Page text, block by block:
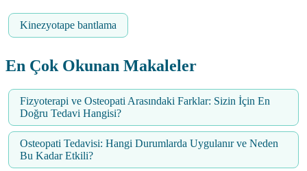
Kinezyotape bantlama
En Çok Okunan Makaleler
Fizyoterapi ve Osteopati Arasındaki Farklar: Sizin İçin En
Doğru Tedavi Hangisi?
Osteopati Tedavisi: Hangi Durumlarda Uygulanır ve Neden
Bu Kadar Etkili?